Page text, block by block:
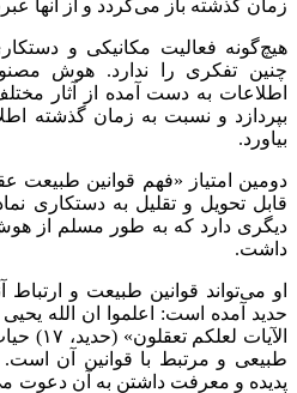
زمان گذشته باز می‌گردد و از آنها
هیچ‌گونه فعالیت مکانیکی و
چنین تفکری را ندارد. هوش
اطلاعات به دست آمده از آثار
بپردازد و نسبت به زمان گذشته
بیاورد.
دومین امتیاز «فهم قوانین
قابل تحویل و تقلیل به دستکاری
دیگری دارد که به طور مسلم از هوش
داشت.
او می‌تواند قوانین طبیعت و ارتباط
حدید آمده است: اعلموا ان الله یحیی
الآیات لعلکم تعقلون»(حدید
، ۱۷)
طبیعی و مرتبط با قوانین آن است.
پدیده و معرفت داشتن به آن دعوت